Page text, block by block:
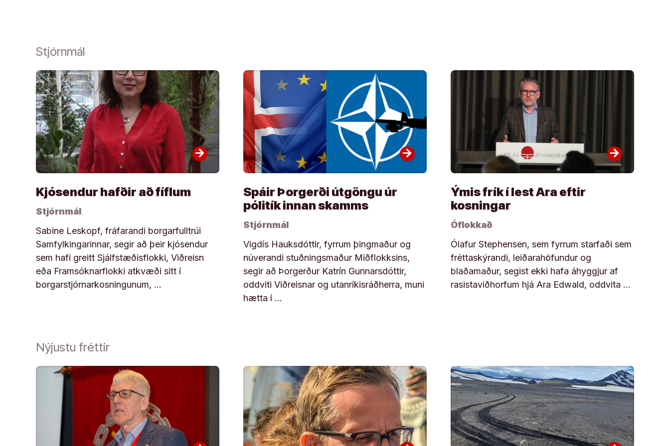
Stjórnmál
arrow_forward
Kjósendur hafðir að fíflum
Stjórnmál
Sabine Leskopf, fráfarandi borgarfulltrúi
Samfylkingarinnar, segir að þeir kjósendur
sem hafi greitt Sjálfstæðisflokki, Viðreisn
eða Framsóknarflokki atkvæði sitt í
borgarstjórnarkosningunum, …
arrow_forward
Spáir Þorgerði útgöngu úr
pólitík innan skamms
Stjórnmál
Vigdís Hauksdóttir, fyrrum þingmaður og
núverandi stuðningsmaður Miðflokksins,
segir að Þorgerður Katrín Gunnarsdóttir,
oddviti Viðreisnar og utanríkisráðherra, muni
hætta í …
arrow_forward
Ýmis frík í lest Ara eftir
kosningar
Óflokkað
Ólafur Stephensen, sem fyrrum starfaði sem
fréttaskýrandi, leiðarahöfundur og
blaðamaður, segist ekki hafa áhyggjur af
rasistaviðhorfum hjá Ara Edwald, oddvita …
Nýjustu fréttir